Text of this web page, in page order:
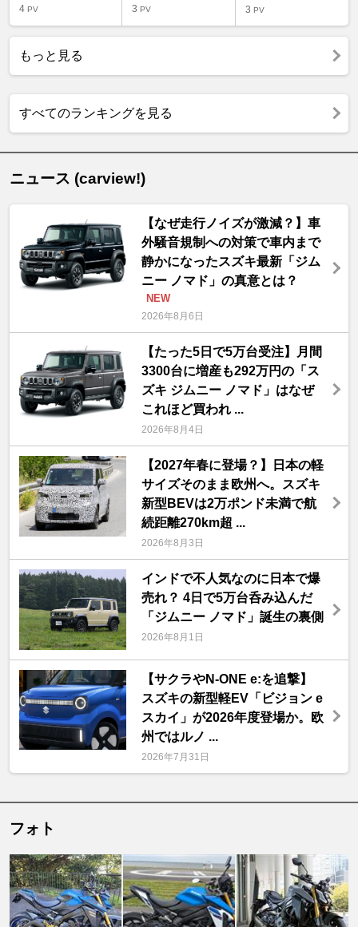
4 PV
3PV
3 PV
もっと見る
すべてのランキングを見る
ニュース (carview!)
【なぜ走行ノイズが激減？】車
外騒音規制への対策で車内まで
静かになったスズキ最新「ジム
ニー ノマド」の真意とは？
NEW
2026年8月6日
【たった5日で5万台受注】月間
3300台に増産も292万円の「ス
ズキ ジムニー ノマド」はなぜ
これほど買われ ...
2026年8月4日
【2027年春に登場？】日本の軽
サイズそのまま欧州へ。スズキ
新型BEVは2万ポンド未満で航
続距離270km超 ...
2026年8月3日
インドで不人気なのに日本で爆
売れ？ 4日で5万台呑み込んだ
「ジムニー ノマド」誕生の裏側
2026年8月1日
【サクラやN-ONE e:を追撃】
スズキの新型軽EV「ビジョン e
スカイ」が2026年度登場か。欧
州ではルノ ...
2026年7月31日
フォト